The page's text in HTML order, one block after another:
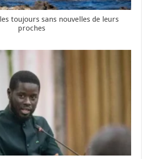
toujours sans nouvelles de leurs
proches